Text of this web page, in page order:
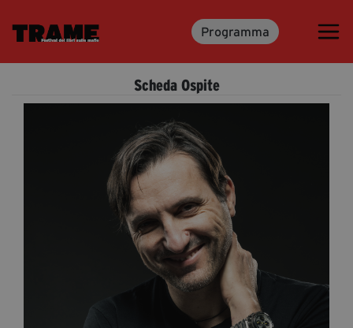
Programma
Trame.15
Media & Press
Accrediti Stampa
Scheda Ospite